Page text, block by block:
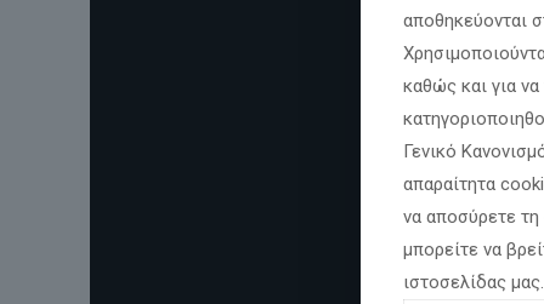
αποθηκεύονται
καθώς και για
Γενικό
απαραίτητα
να αποσύρετε
μπορείτε να
ιστοσελίδας μας.